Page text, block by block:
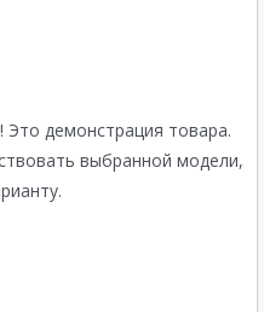
демонстрация товара.
выбранной модели,